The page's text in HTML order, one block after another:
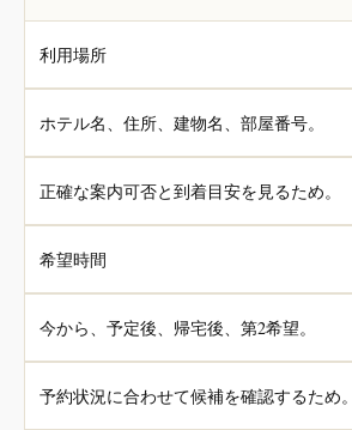
利用場所
ホテル名、住所、建物名、部屋番号。
正確な案内可否と到着目安を見るため。
希望時間
今から、予定後、帰宅後、第2希望。
予約状況に合わせて候補を確認するため。